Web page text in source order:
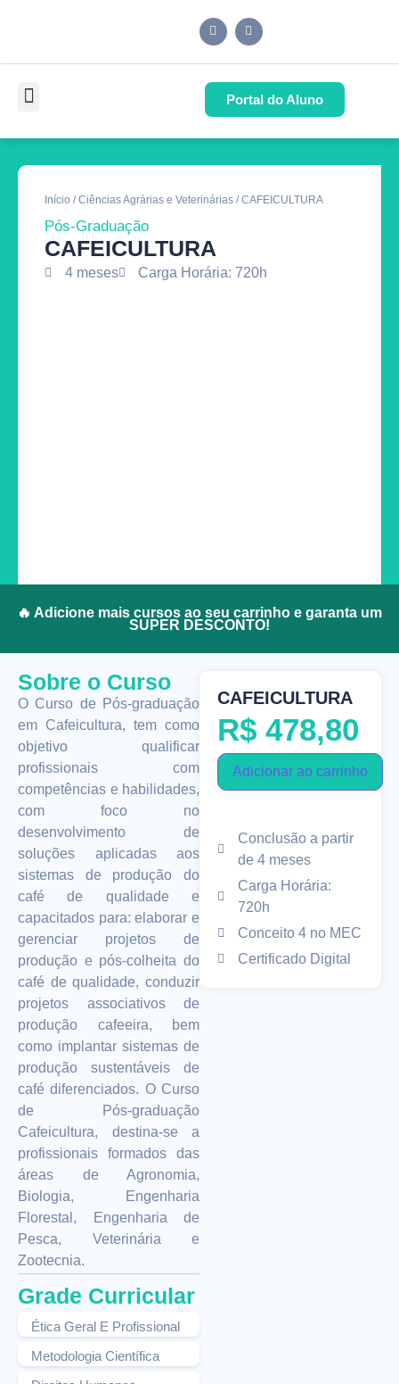
Portal do Aluno
Início /Ciências Agrárias e Veterinárias / CAFEICULTURA
Pós-Graduação
CAFEICULTURA
4 meses Carga Horária: 720h
🔥 Adicione mais cursos ao seu carrinho e garanta um
SUPER DESCONTO!
Sobre o Curso
O Curso de Pós-graduação
em Cafeicultura, tem como
objetivo qualificar
profissionais com
competências e habilidades,
com foco no
desenvolvimento de
soluções aplicadas aos
sistemas de produção do
café de qualidade e
capacitados para: elaborar e
gerenciar projetos de
produção e pós-colheita do
café de qualidade, conduzir
projetos associativos de
produção cafeeira, bem
como implantar sistemas de
produção sustentáveis de
café diferenciados. O Curso
de Pós-graduação
Cafeicultura, destina-se a
profissionais formados das
áreas de Agronomia,
Biologia, Engenharia
Florestal, Engenharia de
Pesca, Veterinária e
Zootecnia.
Grade Curricular
Ética Geral E Profissional
Metodologia Científica
CAFEICULTURA
R$ 478,80
Adicionar ao carrinho
Conclusão a partir
de 4 meses
Carga Horária:
720h
Conceito 4 no MEC
Certificado Digital